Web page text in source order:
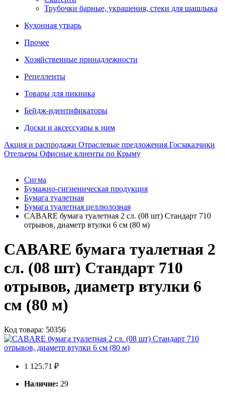
Трубочки барные, украшения, стеки для шашлыка
Кухонная утварь
Прочее
Хозяйственные принадлежности
Репелленты
Товары для пикника
Бейдж-идентификаторы
Доски и аксессуары к ним
Акция и распродажи Отраслевые предложения Госзаказчики
Отельеры Офисные клиенты по Крыму
Сигма
Бумажно-гигиеническая продукция
Бумага туалетная
Бумага туалетная целлюлозная
CABARE бумага туалетная 2 сл. (08 шт) Стандарт 710
отрывов, диаметр втулки 6 см (80 м)
CABARE бумага туалетная 2
сл. (08 шт) Стандарт 710
отрывов, диаметр втулки 6
см (80 м)
Код товара: 50356
1 125.71 ₽
Наличие: 29